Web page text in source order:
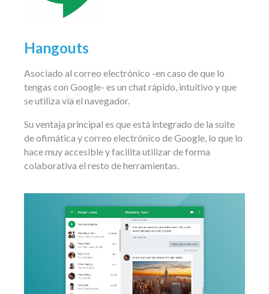
Hangouts
Asociado al correo electrónico -en caso de que lo
tengas con Google- es un chat rápido, intuitivo y que
se utiliza vía el navegador.
Su ventaja principal es que está integrado de la suite
de ofimática y correo electrónico de Google, lo que lo
hace muy accesible y facilita utilizar de forma
colaborativa el resto de herramientas.